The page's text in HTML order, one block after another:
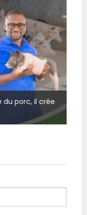
du porc, il crée